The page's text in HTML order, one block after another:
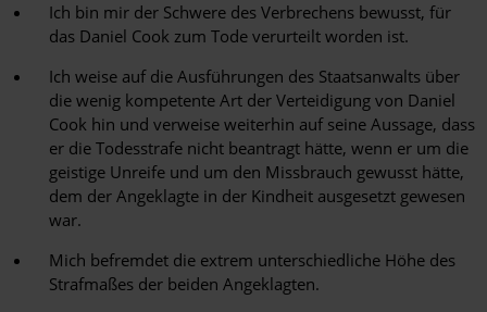
Ich bin mir der Schwere des Verbrechens bewusst, für
das Daniel Cook zum Tode verurteilt worden ist.
Ich weise auf die Ausführungen des Staatsanwalts über
die wenig kompetente Art der Verteidigung von Daniel
Cook hin und verweise weiterhin auf seine Aussage, dass
er die Todesstrafe nicht beantragt hätte, wenn er um die
geistige Unreife und um den Missbrauch gewusst hätte,
dem der Angeklagte in der Kindheit ausgesetzt gewesen
war.
Mich befremdet die extrem unterschiedliche Höhe des
Strafmaßes der beiden Angeklagten.